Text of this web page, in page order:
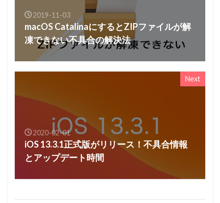
2019-11-03
macOS CatalinaにするとZIPファイルが解
凍できない不具合の解決法
Next
2020-02-01
iOS 13.3.1正式版がリリース！不具合情報
とアップデート時間